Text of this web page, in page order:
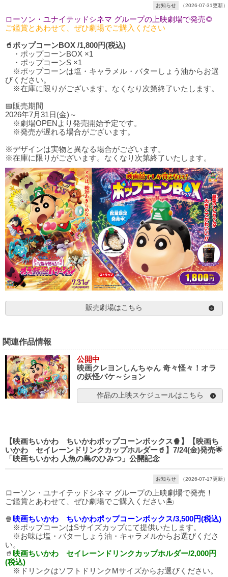
お知らせ （2026-07-31更新）
ローソン・ユナイテッドシネマ グループの上映劇場で発売🌻
ご鑑賞とあわせて、ぜひ劇場でご購入ください
🥤ポップコーンBOX /1,800円(税込)
・ポップコーンBOX ×1
・ポップコーンS ×1
※ポップコーンは塩・キャラメル・バターしょう油からお選
びください。
※在庫に限りがございます。なくなり次第終了いたします。
📅販売期間
2026年7月31日(金)～
※劇場OPENより発売開始予定です。
※発売が遅れる場合がございます。
※デザインは実物と異なる場合がございます。
※在庫に限りがございます。なくなり次第終了いたします。
販売劇場はこちら
関連作品情報
公開中
映画クレヨンしんちゃん 奇々怪々！オラ
の妖怪バケ～ション
作品の上映スケジュールはこちら
【映画ちいかわ ちいかわポップコーンボックス🍿】【映画ち
いかわ セイレーンドリンクカップホルダー🥤】7/24(金)発売🌟
「映画ちいかわ 人魚の島のひみつ」公開記念
お知らせ （2026-07-17更新）
ローソン・ユナイテッドシネマ グループの上映劇場で発売！
ご鑑賞とあわせて、ぜひ劇場でご購入ください🏝️
🍿映画ちいかわ ちいかわポップコーンボックス/3,500円(税込)
※ポップコーンはSサイズカップにて提供いたします。
※お味は塩・バターしょう油・キャラメルからお選びくださ
い。
🥤 映画ちいかわ セイレーンドリンクカップホルダー/2,000円
(税込)
※ドリンクはソフトドリンクMサイズからお選びください。